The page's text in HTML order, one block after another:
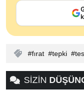
fırat tepki
SİZİN